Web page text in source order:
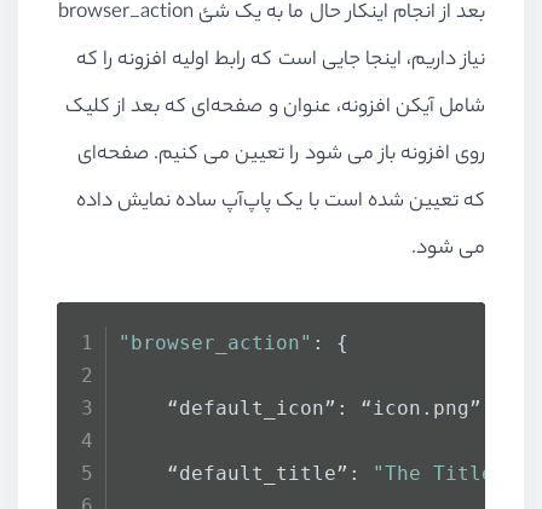
بعد از انجام اینکار حال ما به یک شئ browser_action
نیاز داریم، اینجا جایی است که رابط اولیه افزونه را که
شامل آیکن افزونه، عنوان و صفحه‌ای که بعد از کلیک
روی افزونه باز می شود را تعیین می کنیم. صفحه‌ای
که تعیین شده است با یک پاپ‌آپ ساده نمایش داده
می شود.
"browser_action" : {
“default_icon”: “icon. png”,
“default_title”: "The Title"